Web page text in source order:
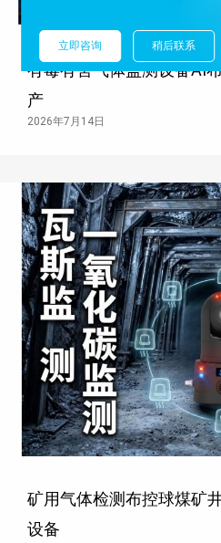
有毒有害气体监测设备AI
产
2026年7月14日
矿用气体检测布控球煤矿
设备
立即咨询 稍后联系